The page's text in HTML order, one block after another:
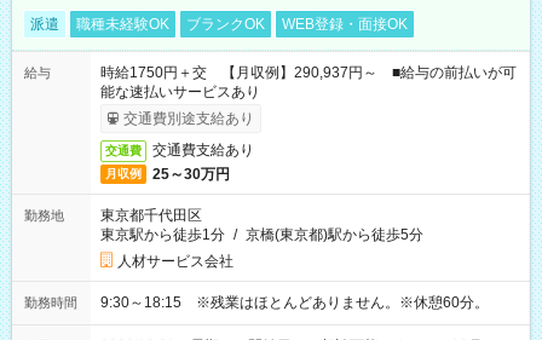
派遣 職種未経験OK ブランクOK WEB登録・面接OK
給与
時給1750円＋交 【月収例】290,937円～ ■給与の前払いが可
能な速払いサービスあり
交通費別途支給あり
交通費 交通費支給あり
月収例 25～30万円
勤務地
東京都千代田区
東京駅から徒歩1分 / 京橋(東京都)駅から徒歩5分
人材サービス会社
勤務時間 9:30～18:15 ※残業はほとんどありません。※休憩60分。